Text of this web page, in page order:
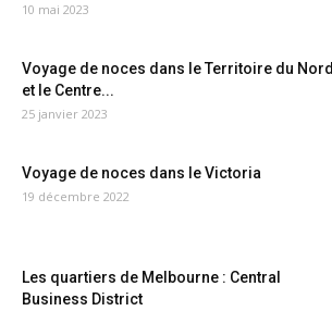
10 mai 2023
Voyage de noces dans le Territoire du Nord
et le Centre...
25 janvier 2023
Voyage de noces dans le Victoria
19 décembre 2022
Les quartiers de Melbourne : Central
Business District